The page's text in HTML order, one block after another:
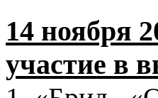
14 ноября
участие в